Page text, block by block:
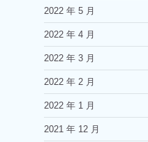
2022 年 5 月
2022 年 4 月
2022 年 3 月
2022 年 2 月
2022 年 1 月
2021 年 12 月